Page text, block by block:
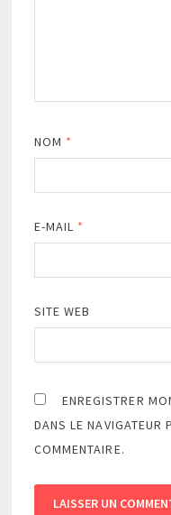
NOM *
E-MAIL *
SITE WEB
ENREGISTRER
DANS LE NAVIGATEUR
COMMENTAIRE.